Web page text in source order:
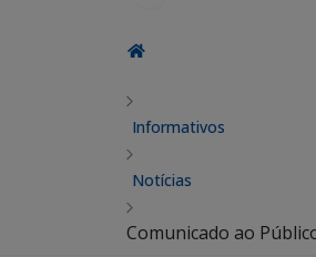
Informativos
Notícias
Comunicado ao